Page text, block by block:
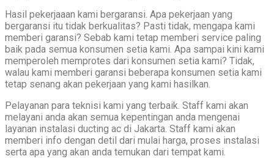
Hasil pekerjaaan kami bergaransi. Apa pekerjaan yang
bergaransi itu tidak berkualitas? Pasti tidak, mengapa kami
memberi garansi? Sebab kami tetap memberi service paling
baik pada semua konsumen setia kami. Apa sampai kini kami
memperoleh memprotes dari konsumen setia kami? Tidak,
walau kami memberi garansi beberapa konsumen setia kami
tetap senang akan pekerjaan yang kami hasilkan.
Pelayanan para teknisi kami yang terbaik. Staff kami akan
melayani anda akan semua kepentingan anda mengenai
layanan instalasi ducting ac di Jakarta. Staff kami akan
memberi info dengan detil dari mulai harga, proses instalasi
serta apa yang akan anda temukan dari tempat kami.